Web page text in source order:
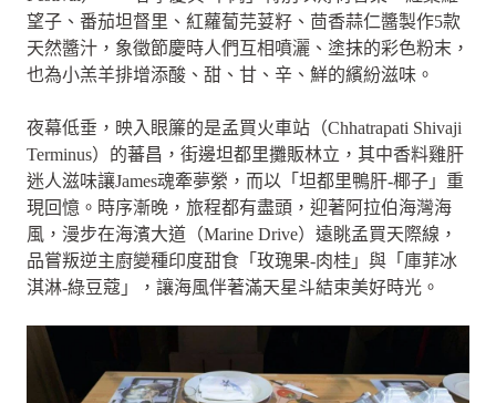
望子、番茄坦督里、紅蘿蔔芫荽籽、茴香蒜仁醬製作5款
天然醬汁，象徵節慶時人們互相噴灑、塗抹的彩色粉末，
也為小羔羊排增添酸、甜、甘、辛、鮮的繽紛滋味。
夜幕低垂，映入眼簾的是孟買火車站（Chhatrapati Shivaji
Terminus）的蕃昌，街邊坦都里攤販林立，其中香料雞肝
迷人滋味讓James魂牽夢縈，而以「坦都里鴨肝-椰子」重
現回憶。時序漸晚，旅程都有盡頭，迎著阿拉伯海灣海
風，漫步在海濱大道（Marine Drive）遠眺孟買天際線，
品嘗叛逆主廚變種印度甜食「玫瑰果-肉桂」與「庫菲冰
淇淋-綠豆蔻」，讓海風伴著滿天星斗結束美好時光。